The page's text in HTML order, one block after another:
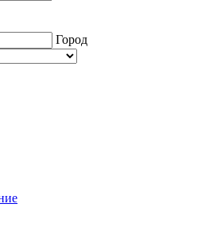
Город